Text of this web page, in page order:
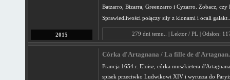
2015
Batzarro, Bizarra, Greenzarro i Cyzarro. Zobacz, czy
Sprawiedliwości połączy siły z klonami i ocali
279 dni temu.. | Lektor / PL | Odsłon:
Córka d'Artagnana / La fille de
Francja 1654 r. Eloise, córka muszkietera
spisek przeciwko Ludwikowi XIV i wyrusza do